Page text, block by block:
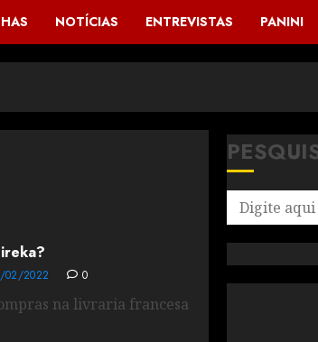
NOTÍCIAS ENTREVISTAS PANINI
02/2022 0
na livraria francesa